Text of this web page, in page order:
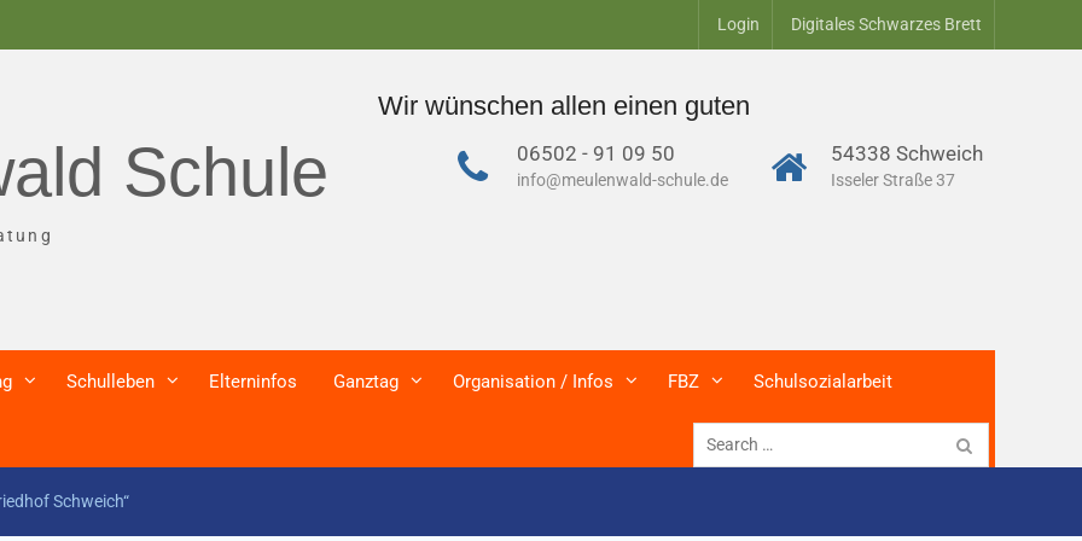
Login Digitales Schwarzes Brett
Wir wünschen allen einen guten Start ins neue Schuljahr-
Schule 06502 - 91 09 50
info@meulenwald-schule.de
54338 Schweich
Isseler Straße 37
Schulleben Elterninfos Ganztag Organisation / Infos FBZ Schulsozialarbeit
Search
for:
Schweich“